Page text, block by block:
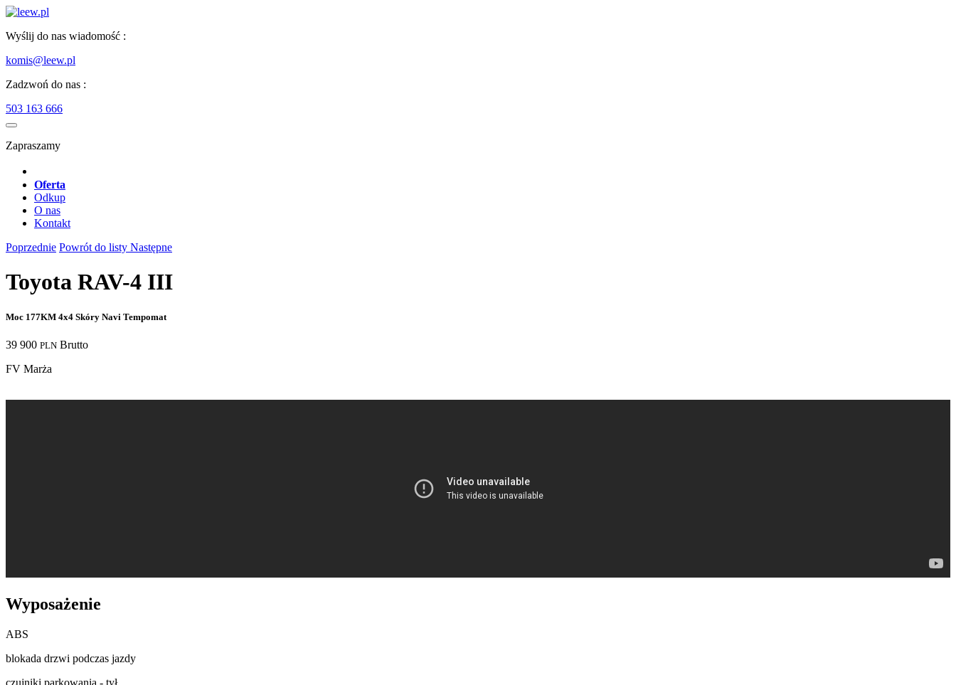
Wyślij do nas wiadomość :
komis@leew.pl
Zadzwoń do nas :
503 163 666
Zapraszamy
Oferta
Odkup
O nas
Kontakt
Poprzednie Powrót do listy Następne
Toyota RAV-4 III
Moc 177KM 4x4 Skóry Navi Tempomat
39 900 PLN Brutto
FV Marża
Wyposażenie
ABS
blokada drzwi podczas jazdy
czujniki parkowania - tył